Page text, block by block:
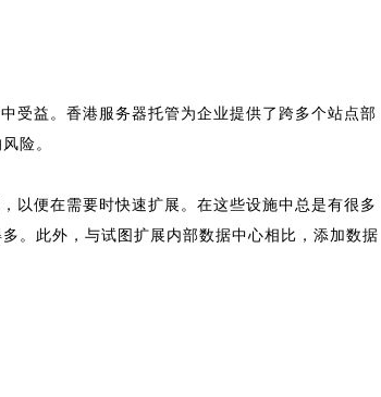
受益。香港服务器托管为企业提供了跨多个站点部
险。
以便在需要时快速扩展。在这些设施中总是有很多
。此外，与试图扩展内部数据中心相比，添加数据